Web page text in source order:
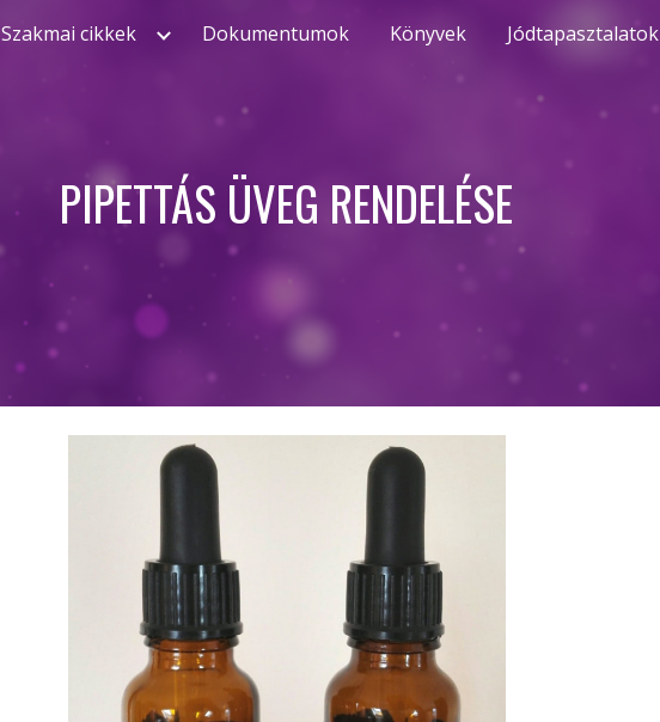
Skip to main content Skip to navigation
Szakmai cikkek Dokumentumok Könyvek Jódtapasztalatok
PIPETTÁS ÜVEG RENDELÉSE